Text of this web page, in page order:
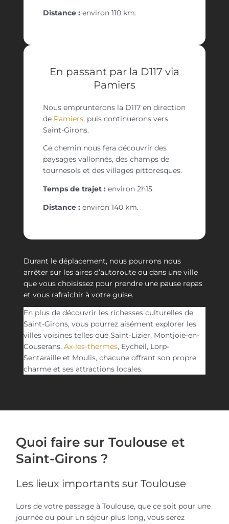
Distance :environ 110 km.
En passant par la D117 via
Pamiers
Nous emprunterons la D117 en direction
de Pamiers, puis continuerons vers
Saint-Girons.
Ce chemin nous fera découvrir des
paysages vallonnés, des champs de
tournesols et des villages pittoresques.
Temps de trajet :environ 2h15.
Distance : environ 140 km.​
Durant le déplacement, nous pourrons nous
arrêter sur les aires d’autoroute ou dans une ville
que vous choisissez pour prendre une pause repas
et vous rafraîchir à votre guise.
En plus de découvrir les richesses culturelles de
Saint-Girons, vous pourrez aisément explorer les
villes voisines telles que Saint-Lizier, Montjoie-en-
Couserans, Ax-les-thermes, Eycheil, Lorp-
Sentaraille et Moulis, chacune offrant son propre
charme et ses attractions locales.
Quoi faire sur Toulouse et
Saint-Girons ?
Les lieux importants sur Toulouse
Lors de votre passage à Toulouse, que ce soit pour une
journée ou pour un séjour plus long, vous serez